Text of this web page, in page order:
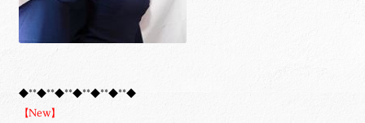
◆**◆**◆**◆**◆**◆**◆
【New】